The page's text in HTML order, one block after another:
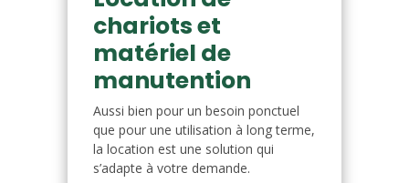
chariots et
matériel de
manutention
Aussi bien pour un besoin ponctuel
que pour une utilisation à long terme,
la location est une solution qui
s’adapte à votre demande.